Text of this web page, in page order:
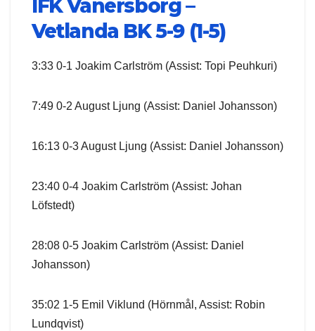
IFK Vänersborg –
Vetlanda BK 5-9 (1-5)
3:33 0-1 Joakim Carlström (Assist: Topi Peuhkuri)
7:49 0-2 August Ljung (Assist: Daniel Johansson)
16:13 0-3 August Ljung (Assist: Daniel Johansson)
23:40 0-4 Joakim Carlström (Assist: Johan
Löfstedt)
28:08 0-5 Joakim Carlström (Assist: Daniel
Johansson)
35:02 1-5 Emil Viklund (Hörnmål, Assist: Robin
Lundqvist)